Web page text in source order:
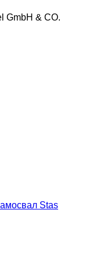
GmbH & CO.
Stas